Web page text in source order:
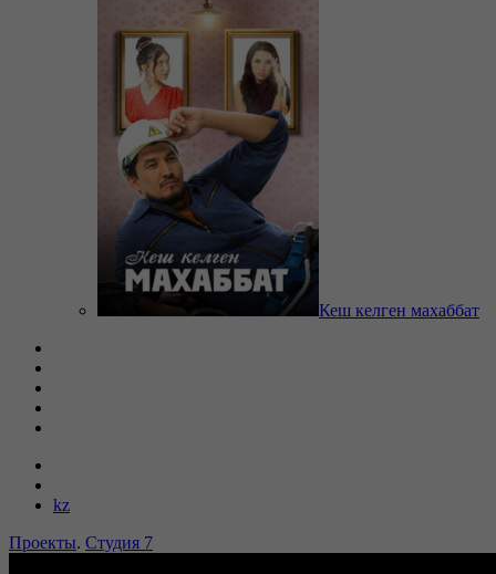
Кеш келген махаббат
kz
Проекты. Студия 7